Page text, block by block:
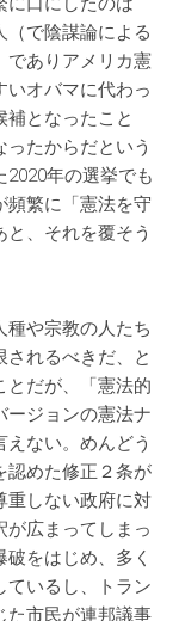
（で陰謀論による
でありアメリカ憲
いオバマに代わっ
となったこと
たからだという
年の選挙でも
頻繁に「憲法を守
、それを覆そう
種や宗教の人たち
れるべきだ、と
とだが、「憲法的
ージョンの憲法ナ
ない。めんどう
認めた修正２条が
重しない政府に対
が広まってしまっ
をはじめ、多く
ているし、トラン
た市民が連邦議事